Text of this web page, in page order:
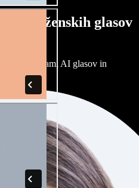
in ženskih glasov
med stotinami AI glasov in